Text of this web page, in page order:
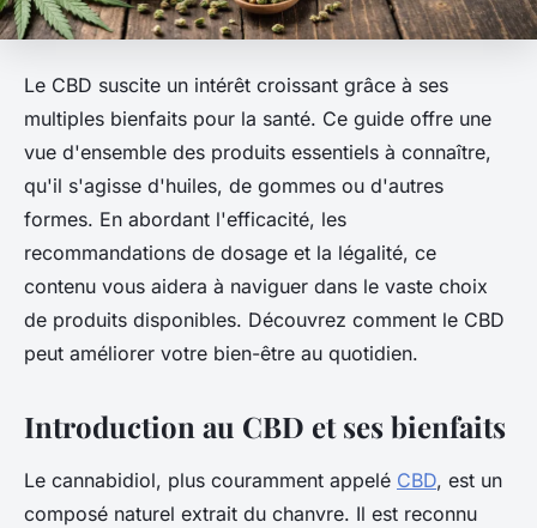
Le CBD suscite un intérêt croissant grâce à ses
multiples bienfaits pour la santé. Ce guide offre une
vue d'ensemble des produits essentiels à connaître,
qu'il s'agisse d'huiles, de gommes ou d'autres
formes. En abordant l'efficacité, les
recommandations de dosage et la légalité, ce
contenu vous aidera à naviguer dans le vaste choix
de produits disponibles. Découvrez comment le CBD
peut améliorer votre bien-être au quotidien.
Introduction au CBD et ses bienfaits
Le cannabidiol, plus couramment appelé CBD, est un
composé naturel extrait du chanvre. Il est reconnu